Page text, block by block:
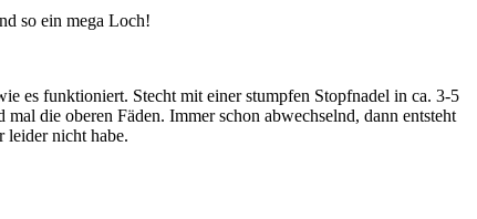
so ein mega Loch!
es funktioniert. Stecht mit einer stumpfen Stopfnadel in ca. 3-5
die oberen Fäden. Immer schon abwechselnd, dann entsteht
leider nicht habe.